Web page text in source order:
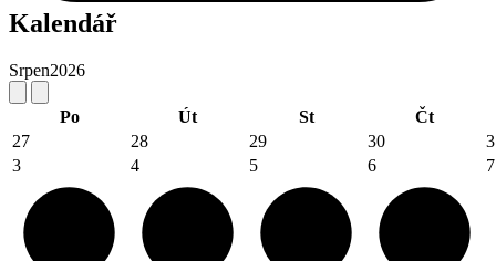
Kalendář
Srpen2026
Po Út St
Čt
27
28 29 30
3
4 5 6 7